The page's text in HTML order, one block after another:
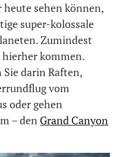
heute sehen können,
super-kolossale
Zumindest
kommen.
Sie darin Raften,
vom
oder gehen
– den Grand Canyon